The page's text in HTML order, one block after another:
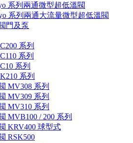
系列兩通微型超低溫閥
系列兩通大流量微型超低溫閥
門及泵
系列
系列
系列
系列
MV308 系列
MV309 系列
MV310 系列
MVB100 / 200 系列
KRV400 球型式
RSK500